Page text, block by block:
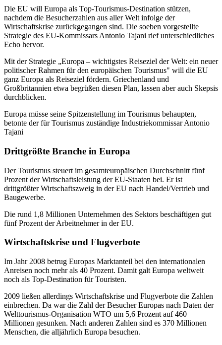
Die EU will Europa als Top-Tourismus-Destination stützen,
nachdem die Besucherzahlen aus aller Welt infolge der
Wirtschaftskrise zurückgegangen sind. Die soeben vorgestellte
Strategie des EU-Kommissars Antonio Tajani rief unterschiedliches
Echo hervor.
Mit der Strategie „Europa – wichtigstes Reiseziel der Welt: ein neuer
politischer Rahmen für den europäischen Tourismus" will die EU
ganz Europa als Reiseziel fördern. Griechenland und
Großbritannien etwa begrüßen diesen Plan, lassen aber auch Skepsis
durchblicken.
Europa müsse seine Spitzenstellung im Tourismus behaupten,
betonte der für Tourismus zuständige Industriekommissar Antonio
Tajani
Drittgrößte Branche in Europa
Der Tourismus steuert im gesamteuropäischen Durchschnitt fünf
Prozent der Wirtschaftsleistung der EU-Staaten bei. Er ist
drittgrößter Wirtschaftszweig in der EU nach Handel/Vertrieb und
Baugewerbe.
Die rund 1,8 Millionen Unternehmen des Sektors beschäftigen gut
fünf Prozent der Arbeitnehmer in der EU.
Wirtschaftskrise und Flugverbote
Im Jahr 2008 betrug Europas Marktanteil bei den internationalen
Anreisen noch mehr als 40 Prozent. Damit galt Europa weltweit
noch als Top-Destination für Touristen.
2009 ließen allerdings Wirtschaftskrise und Flugverbote die Zahlen
einbrechen. Da war die Zahl der Besucher Europas nach Daten der
Welttourismus-Organisation WTO um 5,6 Prozent auf 460
Millionen gesunken. Nach anderen Zahlen sind es 370 Millionen
Menschen, die alljährlich Europa besuchen.